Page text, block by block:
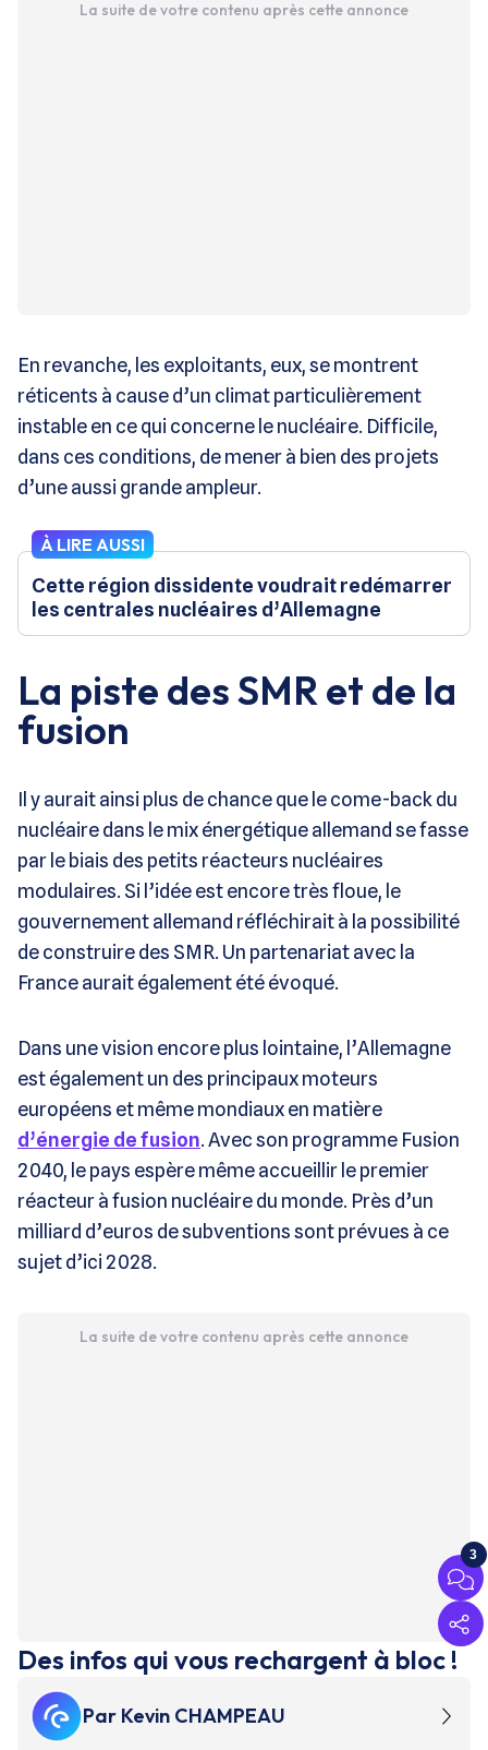
La suite de votre contenu après cette annonce
En revanche, les exploitants, eux, se montrent
réticents à cause d’un climat particulièrement
instable en ce qui concerne le nucléaire. Difficile,
dans ces conditions, de mener à bien des projets
d’une aussi grande ampleur.
À LIRE AUSSI
Cette région dissidente voudrait redémarrer
les centrales nucléaires d’Allemagne
La piste des SMR et de la
fusion
Il y aurait ainsi plus de chance que le come-back du
nucléaire dans le mix énergétique allemand se fasse
par le biais des petits réacteurs nucléaires
modulaires. Si l’idée est encore très floue, le
gouvernement allemand réfléchirait à la possibilité
de construire des SMR. Un partenariat avec la
France aurait également été évoqué.
Dans une vision encore plus lointaine, l’Allemagne
est également un des principaux moteurs
européens et même mondiaux en matière
d’énergie de fusion. Avec son programme Fusion
2040, le pays espère même accueillir le premier
réacteur à fusion nucléaire du monde. Près d’un
milliard d’euros de subventions sont prévues à ce
sujet d’ici 2028.
La suite de votre contenu après cette annonce
3
Des infos qui vous rechargent à bloc !
Par Kevin CHAMPEAU